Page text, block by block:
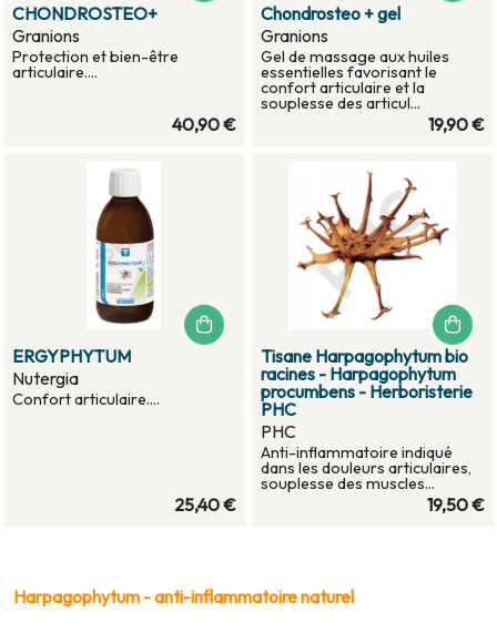
Harpagophytum - anti-inflammatoire naturel
CHONDROSTEO+
Granions
Protection et bien-être
articulaire....
40,90 €
Chondrosteo + gel
Granions
Gel de massage aux huiles
essentielles favorisant le
confort articulaire et la
souplesse des articul...
19,90 €
ERGYPHYTUM
Nutergia
Confort articulaire....
25,40 €
Tisane Harpagophytum bio
racines - Harpagophytum
procumbens - Herboristerie
PHC
PHC
Anti-inflammatoire indiqué
dans les douleurs articulaires,
souplesse des muscles...
19,50 €